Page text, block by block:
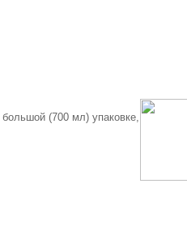
(700 мл) упаковке,